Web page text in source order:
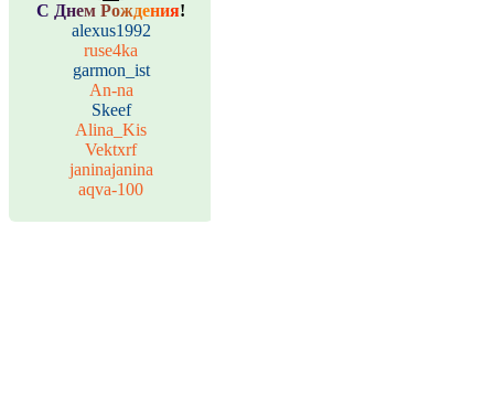
С Днем Рождения!
alexus1992
ruse4ka
garmon_ist
An-na
Skeef
Alina_Kis
Vektxrf
janinajanina
aqva-100